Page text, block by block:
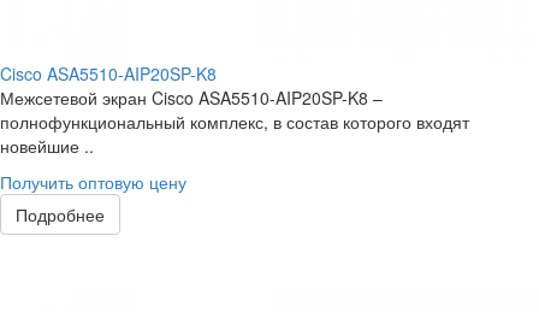
Cisco ASA5510-AIP20SP-K8
Межсетевой экран Cisco ASA5510-AIP20SP-K8 –
полнофункциональный комплекс, в состав которого входят
новейшие ..
Получить оптовую цену
Подробнее